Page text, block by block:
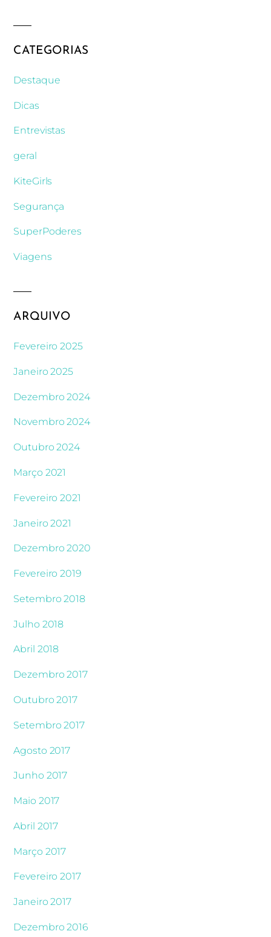
CATEGORIAS
Destaque
Dicas
Entrevistas
geral
KiteGirls
Segurança
SuperPoderes
Viagens
ARQUIVO
Fevereiro 2025
Janeiro 2025
Dezembro 2024
Novembro 2024
Outubro 2024
Março 2021
Fevereiro 2021
Janeiro 2021
Dezembro 2020
Fevereiro 2019
Setembro 2018
Julho 2018
Abril 2018
Dezembro 2017
Outubro 2017
Setembro 2017
Agosto 2017
Junho 2017
Maio 2017
Abril 2017
Março 2017
Fevereiro 2017
Janeiro 2017
Dezembro 2016